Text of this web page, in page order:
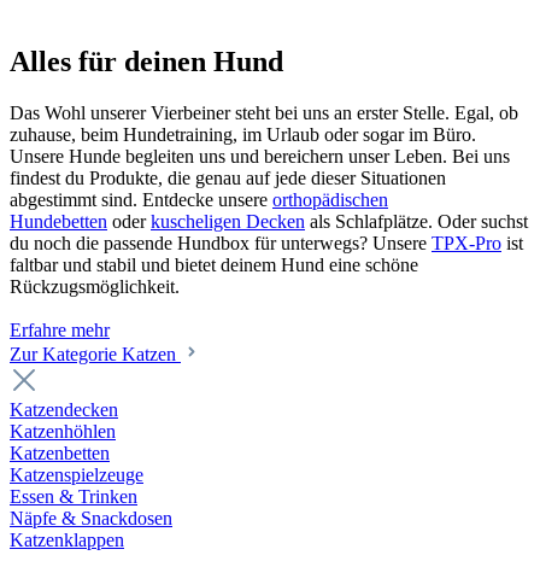
Alles für deinen Hund
Das Wohl unserer Vierbeiner steht bei uns an erster Stelle. Egal, ob
zuhause, beim Hundetraining, im Urlaub oder sogar im Büro.
Unsere Hunde begleiten uns und bereichern unser Leben. Bei uns
findest du Produkte, die genau auf jede dieser Situationen
abgestimmt sind. Entdecke unsere orthopädischen
Hundebetten oderkuscheligen Decken als Schlafplätze. Oder suchst
du noch die passende Hundbox für unterwegs? Unsere TPX-Pro ist
faltbar und stabil und bietet deinem Hund eine schöne
Rückzugsmöglichkeit.
Erfahre mehr
Zur Kategorie Katzen
Katzendecken
Katzenhöhlen
Katzenbetten
Katzenspielzeuge
Essen & Trinken
Näpfe & Snackdosen
Katzenklappen